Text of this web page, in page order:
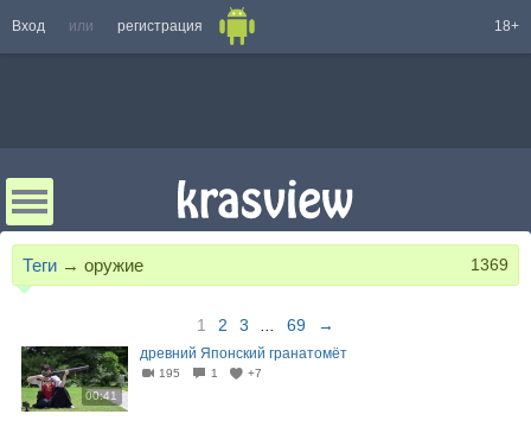
Вход или регистрация 18+
Теги → оружие 1369
1 2 3 69 →
00:41
древний Японский гранатомёт
195 1 +7